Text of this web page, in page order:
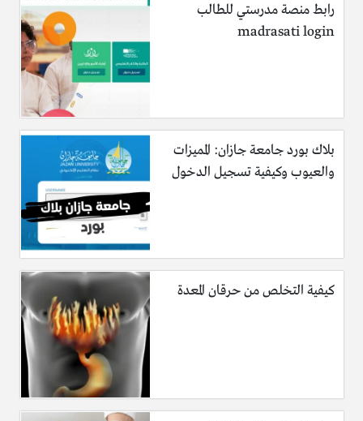
رابط منصة مدرستي للطالب
madrasati login
بلاك بورد جامعة جازان: المميزات
والعيوب وكيفية تسجيل الدخول
كيفية التخلص من حرقان المعدة